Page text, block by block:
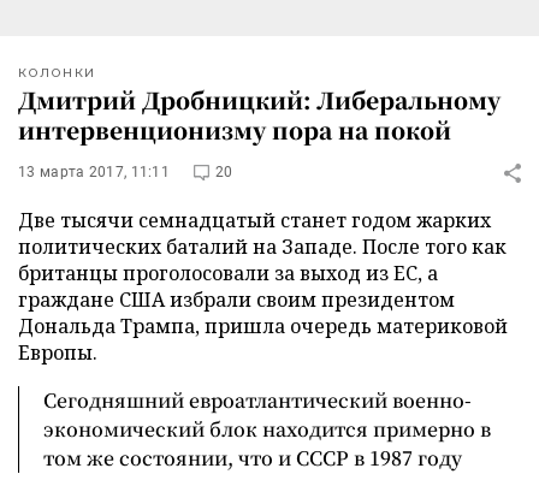
КОЛОНКИ
Дмитрий Дробницкий: Либеральному
интервенционизму пора на покой
13 марта 2017, 11:11 20
Две тысячи семнадцатый станет годом жарких
политических баталий на Западе. После того как
британцы проголосовали за выход из ЕС, а
граждане США избрали своим президентом
Дональда Трампа, пришла очередь материковой
Европы.
Сегодняшний евроатлантический военно-
экономический блок находится примерно в
том же состоянии, что и СССР в 1987 году